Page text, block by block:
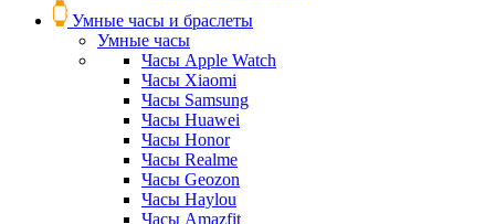
Умные часы и браслеты
Умные часы
Часы Apple Watch
Часы Xiaomi
Часы Samsung
Часы Huawei
Часы Honor
Часы Realme
Часы Geozon
Часы Haylou
Часы Amazfit